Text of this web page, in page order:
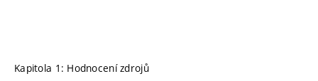
Kapitola 1: Hodnocení zdrojů